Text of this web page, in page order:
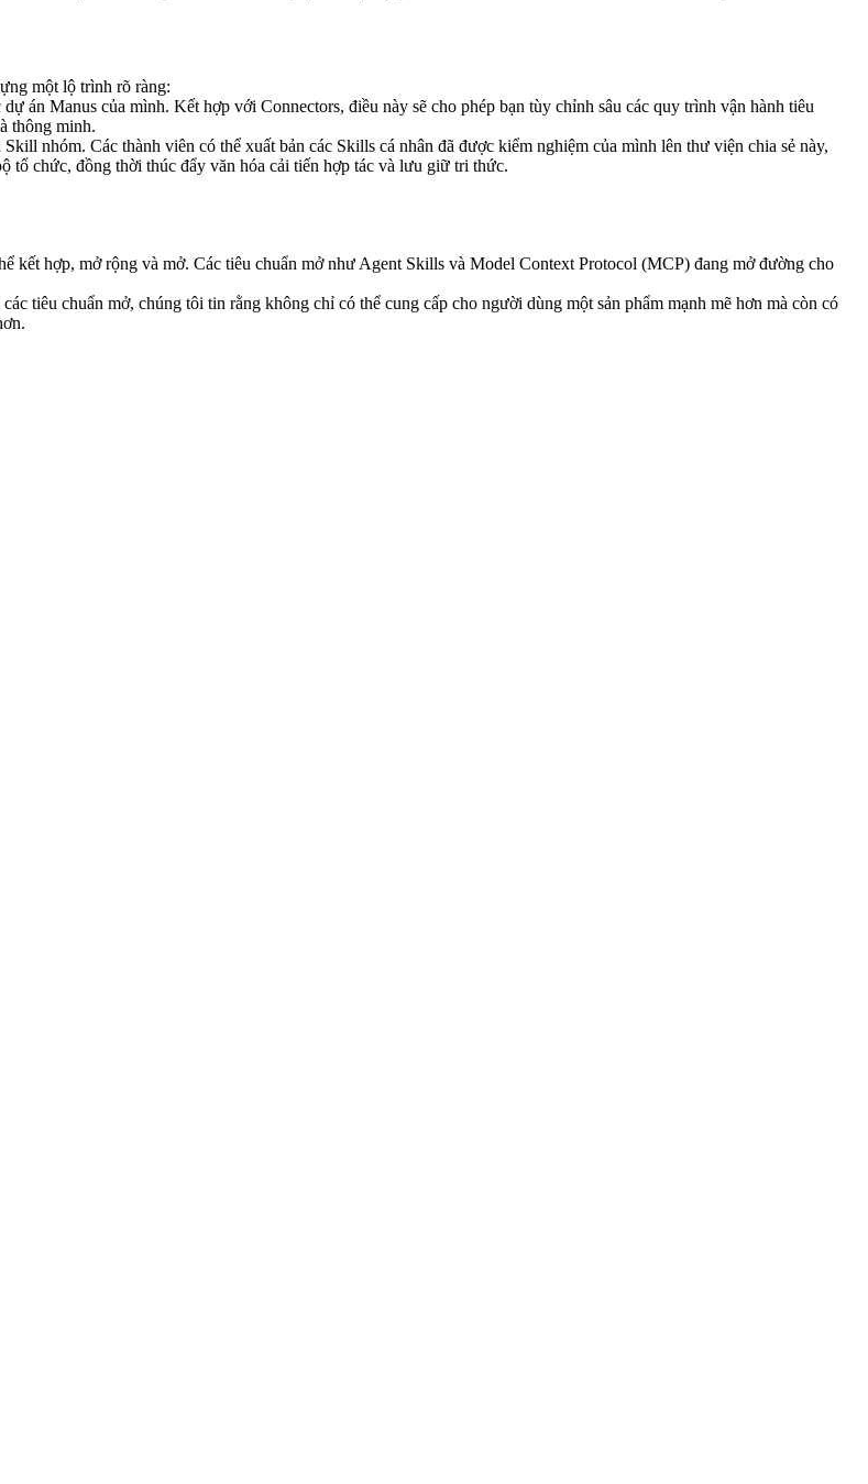
một lộ trình rõ ràng:
án Manus của mình. Kết hợp với Connectors, điều này sẽ cho phép bạn tùy chỉnh sâu các quy trình vận hành tiêu
thông minh.
nhóm. Các thành viên có thể xuất bản các Skills cá nhân đã được kiểm nghiệm của mình lên thư viện chia sẻ này,
tổ chức, đồng thời thúc đẩy văn hóa cải tiến hợp tác và lưu giữ tri thức.
kết hợp, mở rộng và mở. Các tiêu chuẩn mở như Agent Skills và Model Context Protocol (MCP) đang mở đường cho
tiêu chuẩn mở, chúng tôi tin rằng không chỉ có thể cung cấp cho người dùng một sản phẩm mạnh mẽ hơn mà còn có